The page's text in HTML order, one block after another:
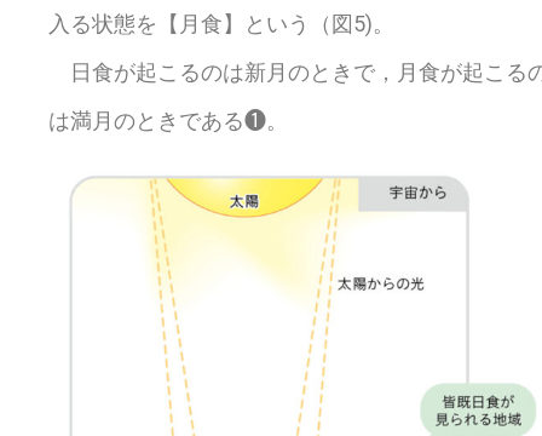
入る状態を【月食】という（図5)。
日食が起こるのは新月のときで，月食が起こる
は満月のときである❶。